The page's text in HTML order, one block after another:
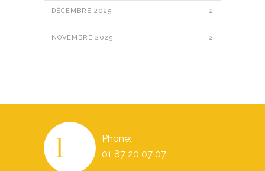
DÉCEMBRE 2025 2
NOVEMBRE 2025 2
Phone:
01 87 20 07 07